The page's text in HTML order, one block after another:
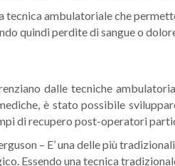
tecnica ambulatoriale che
quindi perdite di sangue o
dalle tecniche
è stato possibile
di recupero post-operatori
– E’ una delle più
Essendo una tecnica